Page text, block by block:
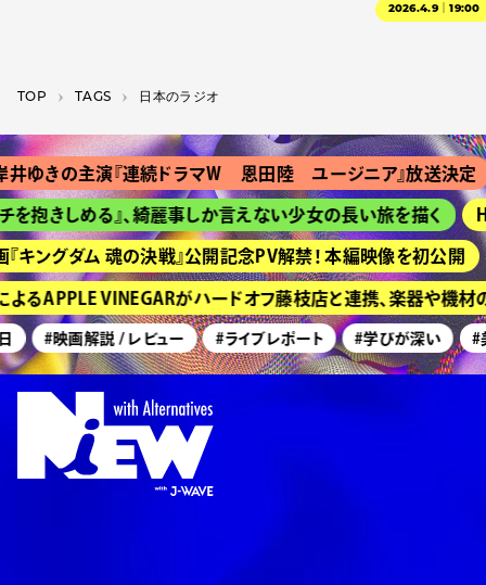
2026.4.9｜19:00
TOP T­A­G­S 日本のラジオ
きの主演『連続ドラマＷ 恩田陸 ユージニア』放送決定
きしめる』、綺麗事しか言えない少女の長い旅を描く
ングダム 魂の決戦』公開記念PV解禁！ 本編映像を初公開
APPLE VINEGARがハードオフ藤枝店と連携、楽器や機材の
#映画解説 / レビュー #ライブレポート #学びが深い #美